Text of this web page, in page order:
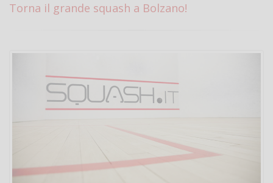
Torna il grande squash a Bolzano!